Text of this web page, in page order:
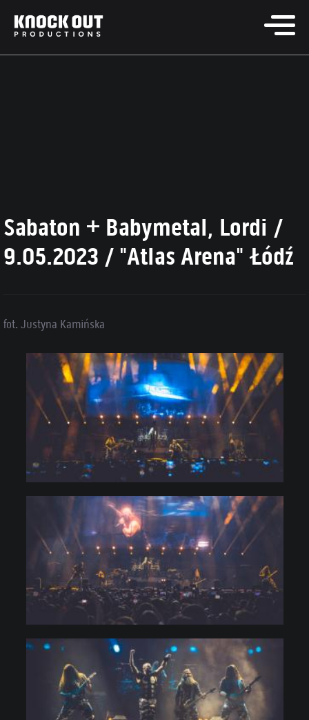
Sabaton + Babymetal, Lordi /
9.05.2023 / "Atlas Arena" Łódź
fot. Justyna Kamińska